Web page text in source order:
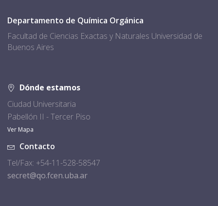
Departamento de Química Orgánica
Facultad de Ciencias Exactas y Naturales Universidad de
Buenos Aires
Dónde estamos
Ciudad Universitaria
Pabellón II - Tercer Piso
Ver Mapa
Contacto
Tel/Fax: +54-11-528-58547
secret@qo.fcen.uba.ar